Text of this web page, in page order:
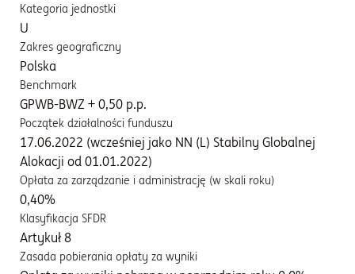
Kategoria jednostki
U
Zakres geograficzny
Polska
Benchmark
GPWB-BWZ + 0,50 p.p.
Początek działalności funduszu
17.06.2022 (wcześniej jako NN (L) Stabilny Globalnej
Alokacji od 01.01.2022)
Opłata za zarządzanie i administrację (w skali roku)
0,40%
Klasyfikacja SFDR
Artykuł 8
Zasada pobierania opłaty za wyniki